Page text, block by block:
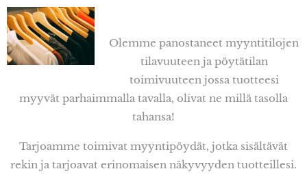
Olemme panostaneet myyntitilojen
tilavuuteen ja pöytätilan
toimivuuteen jossa tuotteesi
myyvät parhaimmalla tavalla, olivat ne millä tasolla
tahansa!
Tarjoamme toimivat myyntipöydät, jotka sisältävät
rekin ja tarjoavat erinomaisen näkyvyyden tuotteillesi.